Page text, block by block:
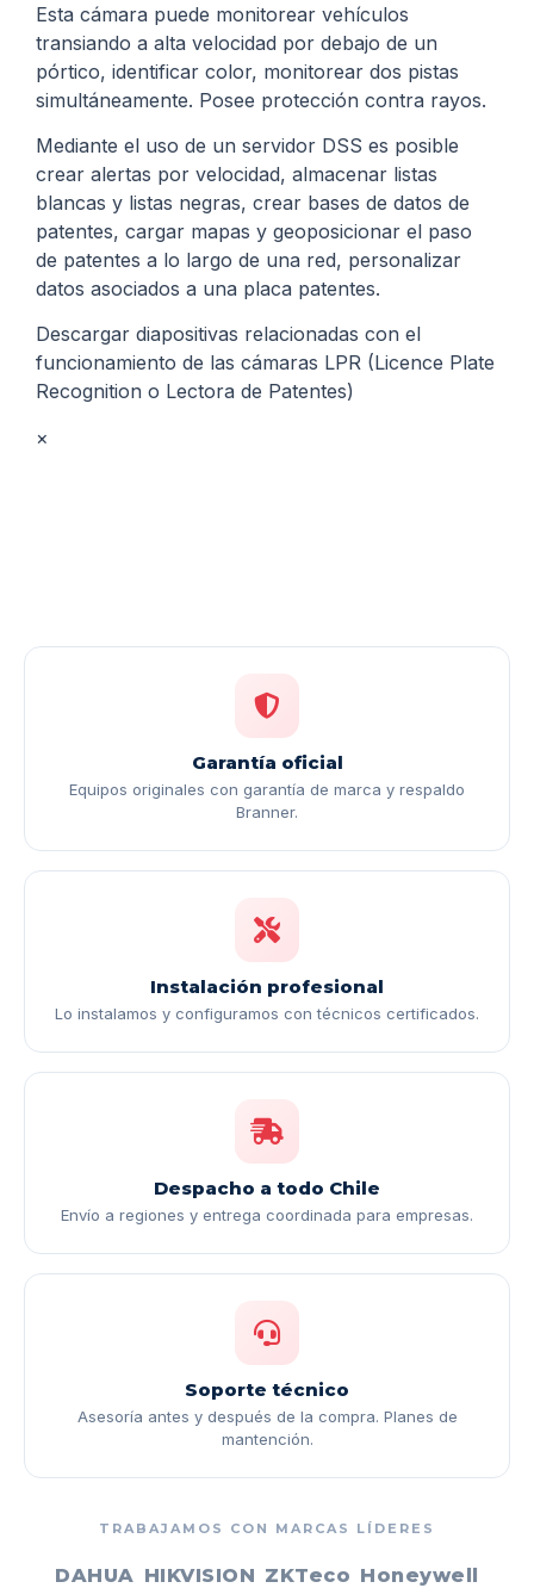
Esta cámara puede monitorear vehículos
transiando a alta velocidad por debajo de un
pórtico, identificar color, monitorear dos pistas
simultáneamente. Posee protección contra rayos.
Mediante el uso de un servidor DSS es posible
crear alertas por velocidad, almacenar listas
blancas y listas negras, crear bases de datos de
patentes, cargar mapas y geoposicionar el paso
de patentes a lo largo de una red, personalizar
datos asociados a una placa patentes.
Descargar diapositivas relacionadas con el
funcionamiento de las cámaras LPR (Licence Plate
Recognition o Lectora de Patentes)
×
Garantía oficial
Equipos originales con garantía de marca y respaldo
Branner.
Instalación profesional
Lo instalamos y configuramos con técnicos certificados.
Despacho a todo Chile
Envío a regiones y entrega coordinada para empresas.
Soporte técnico
Asesoría antes y después de la compra. Planes de
mantención.
TRABAJAMOS CON MARCAS LÍDERES
DAHUA HIKVISION ZKTeco Honeywell